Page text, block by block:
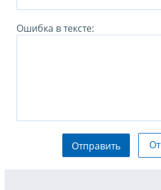
Ошибка в тексте:
Отправить